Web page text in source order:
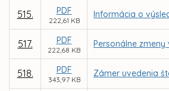
515. PDF
222,61 KB
Informácia o
517. PDF
222,68 KB
Personálne
518. PDF
343,97 KB
Zámer uvedenia